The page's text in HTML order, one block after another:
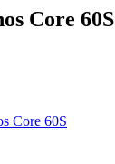
Core 60S